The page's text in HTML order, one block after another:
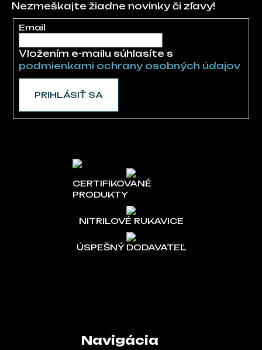
Nezmeškajte žiadne novinky či zľavy!
Email
Vložením e-mailu súhlasíte s
podmienkami ochrany osobných údajov
PRIHLÁSIŤ SA
CERTIFIKOVANÉ
PRODUKTY
NITRILOVÉ RUKAVICE
ÚSPEŠNÝ DODAVATEĽ
Navigácia